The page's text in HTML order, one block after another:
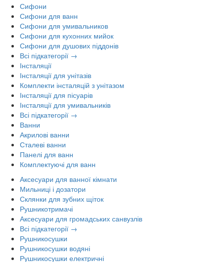
Сифони
Сифони для ванн
Сифони для умивальников
Сифони для кухонних мийок
Сифони для душових піддонів
Всі підкатегорії →
Інсталяції
Інсталяції для унітазів
Комплекти інсталяцій з унітазом
Інсталяції для пісуарів
Інсталяції для умивальників
Всі підкатегорії →
Ванни
Акрилові ванни
Сталеві ванни
Панелі для ванн
Комплектуючі для ванн
Аксесуари для ванної кімнати
Мильниці і дозатори
Склянки для зубних щіток
Рушникотримачі
Аксесуари для громадських санвузлів
Всі підкатегорії →
Рушникосушки
Рушникосушки водяні
Рушникосушки електричні